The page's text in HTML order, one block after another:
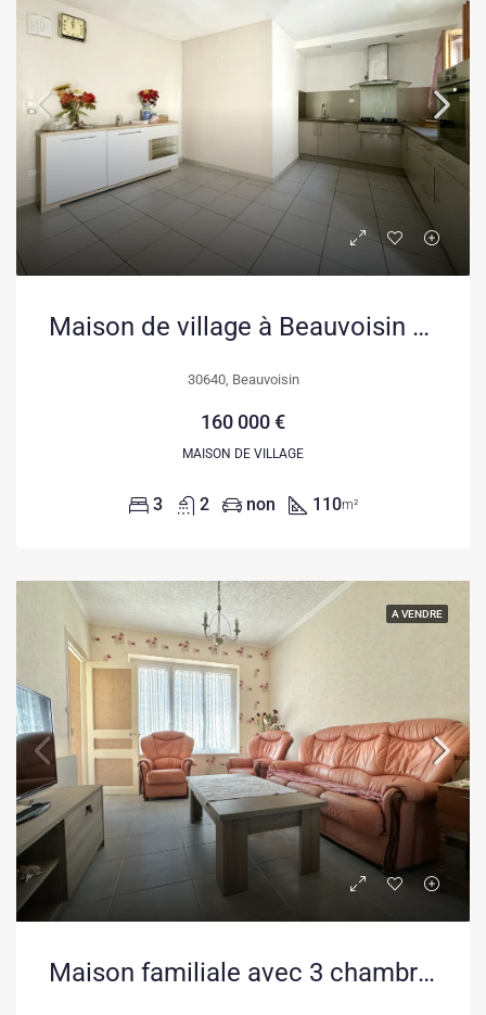
Maison de village à Beauvoisin de 110 m² avec 3 chambres et potentiel d’extension
30640, Beauvoisin
160 000 €
MAISON DE VILLAGE
3 2 non 110m²
A VENDRE
Maison familiale avec 3 chambres et dépendance au Portel, secteur prisé